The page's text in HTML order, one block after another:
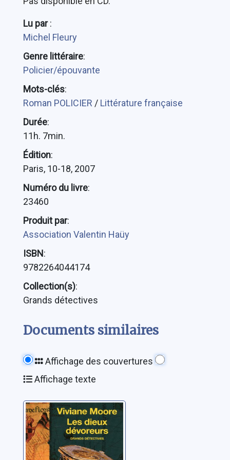
Lu par:
Michel Fleury
Genre littéraire:
Policier/épouvante
Mots-clés:
Roman POLICIER / Littérature française
Durée:
11h. 7min.
Édition:
Paris, 10-18, 2007
Numéro du livre:
23460
Produit par:
Association Valentin Haüy
ISBN:
9782264044174
Collection(s):
Grands détectives
Documents similaires
Affichage des couvertures
Affichage texte
L'épopée des
normands de
Sicile: [6]: Les
dieux dévoreurs
Moore, Viviane